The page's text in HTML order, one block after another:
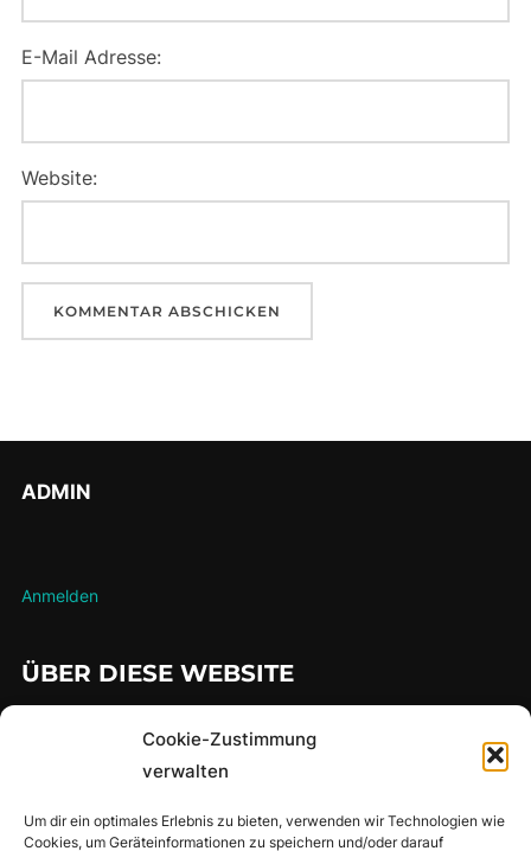
Cookie-Zustimmung
verwalten
Um dir ein optimales Erlebnis zu bieten, verwenden wir Technologien wie
Cookies, um Geräteinformationen zu speichern und/oder darauf
E-Mail Adresse:
Website:
ADMIN
Anmelden
ÜBER DIESE WEBSITE